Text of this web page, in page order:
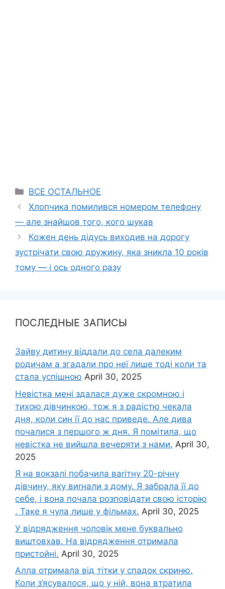
Categories
ВСЕ ОСТАЛЬНОЕ
Хлопчика помилився номером телефону
— але знайшов того, кого шукав
Кожен день дідусь виходив на дорогу
зустрічати свою дружину, яка зникла 10 років
тому — і ось одного разу
ПОСЛЕДНЫЕ ЗАПИСЫ
Зайву дитину віддали до села далеким
родичам а згадали про неї лише тоді коли та
стала успішною April 30, 2025
Невістка мені здалася дуже скромною і
тихою дівчинкою, тож я з радістю чекала
дня, коли син її до нас приведе. Але дива
почалися з першого ж дня. Я помітила, що
невістка не вийшла вечеряти з нами. April 30,
2025
Я на вокзалі побачила ваrітну 20-річну
дівчину, яку виrнали з дому. Я забрала її до
себе, і вона почала розповідати свою історію
. Таке я чула лише у фільмах. April 30, 2025
У відрядження чоловік мене буквально
виштовхав. На відрядження отримала
пристойні. April 30, 2025
Алла отримала від тітки у спадок скриню.
Коли з’ясувалося, що у ній, вона втратила